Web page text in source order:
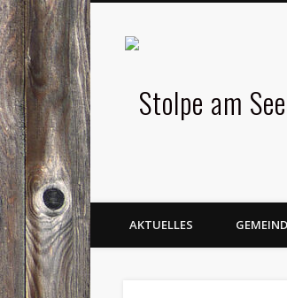
AKTUELLES